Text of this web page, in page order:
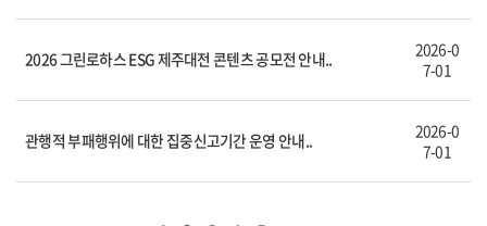
2026 그린로하스 ESG 제주대전 콘텐츠 공모전 안내..
2026-0
7-01
관행적 부패행위에 대한 집중신고기간 운영 안내..
2026-0
7-01